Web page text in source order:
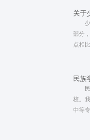
关于
部分
点相
民族
校。
中等